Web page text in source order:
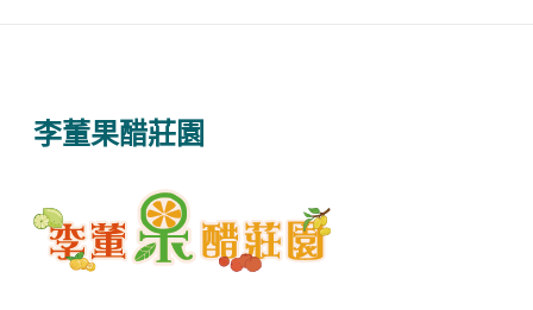
李董果醋莊園